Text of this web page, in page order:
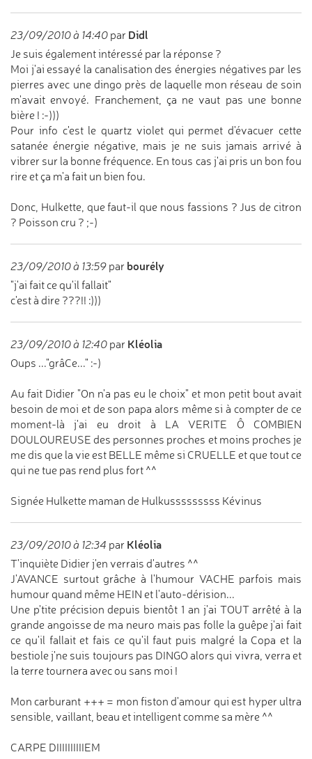
23/09/2010 à 14:40 par Didl
Je suis également intéressé par la réponse ?
Moi j'ai essayé la canalisation des énergies négatives par les
pierres avec une dingo près de laquelle mon réseau de soin
m'avait envoyé. Franchement, ça ne vaut pas une bonne
bière ! :-)))
Pour info c'est le quartz violet qui permet d'évacuer cette
satanée énergie négative, mais je ne suis jamais arrivé à
vibrer sur la bonne fréquence. En tous cas j'ai pris un bon fou
rire et ça m'a fait un bien fou.
Donc, Hulkette, que faut-il que nous fassions ? Jus de citron
? Poisson cru ? ;-)
23/09/2010 à 13:59 par bourély
"j'ai fait ce qu'il fallait"
c'est à dire ???!! :)))
23/09/2010 à 12:40 par Kléolia
Oups ..."grâCe..." :-)
Au fait Didier "On n'a pas eu le choix" et mon petit bout avait
besoin de moi et de son papa alors même si à compter de ce
moment-là j'ai eu droit à LA VERITE Ô COMBIEN
DOULOUREUSE des personnes proches et moins proches je
me dis que la vie est BELLE même si CRUELLE et que tout ce
qui ne tue pas rend plus fort ^^
Signée Hulkette maman de Hulkusssssssss Kévinus
23/09/2010 à 12:34 par Kléolia
T'inquiète Didier j'en verrais d'autres ^^
J'AVANCE surtout grâche à l'humour VACHE parfois mais
humour quand même HEIN et l'auto-dérision...
Une p'tite précision depuis bientôt 1 an j'ai TOUT arrêté à la
grande angoisse de ma neuro mais pas folle la guêpe j'ai fait
ce qu'il fallait et fais ce qu'il faut puis malgré la Copa et la
bestiole j'ne suis toujours pas DINGO alors qui vivra, verra et
la terre tournera avec ou sans moi !
Mon carburant +++ = mon fiston d'amour qui est hyper ultra
sensible, vaillant, beau et intelligent comme sa mère ^^
CARPE DIIIIIIIIIIEM